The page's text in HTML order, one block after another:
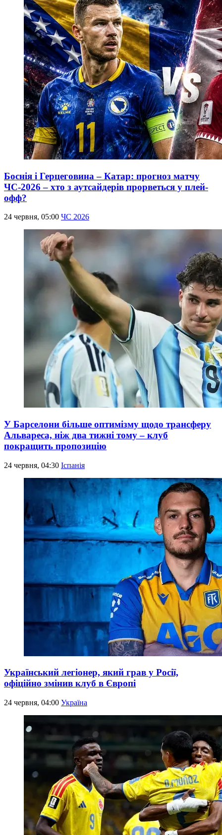
Боснія і Герцеговина – Катар: прогноз матчу
ЧС-2026 – хто з аутсайдерів прорветься у плей-
офф?
24 червня, 05:00 ЧС 2026
У Барселони більше оптимізму щодо трансферу
Альвареса, ніж два тижні тому – клуб
покращить пропозицію
24 червня, 04:30 Іспанія
Український легіонер, який грав у Росії,
офіційно змінив клуб в Європі
24 червня, 04:00 Україна